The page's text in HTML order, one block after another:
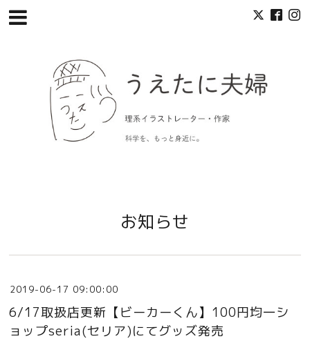
お知らせ
2019-06-17 09:00:00
6/17取扱店更新【ビーカーくん】100円均一シ
ョップseria(セリア)にてグッズ発売